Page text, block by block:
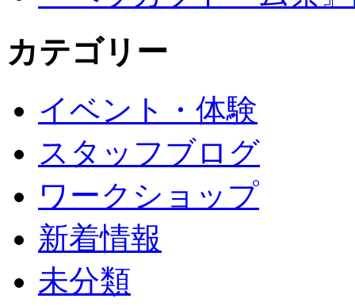
カテゴリー
イベント・体験
スタッフブログ
ワークショップ
新着情報
未分類